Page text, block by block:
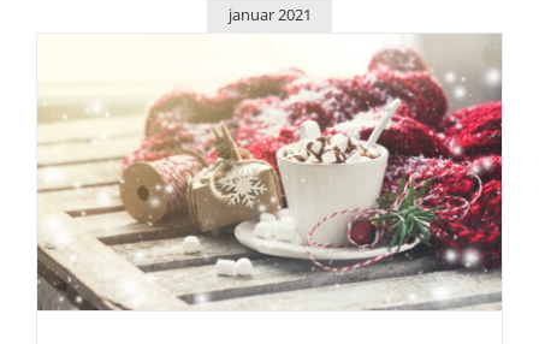
januar 2021
Da li si za šolju ukusne tople čokolade?
Život i zabava